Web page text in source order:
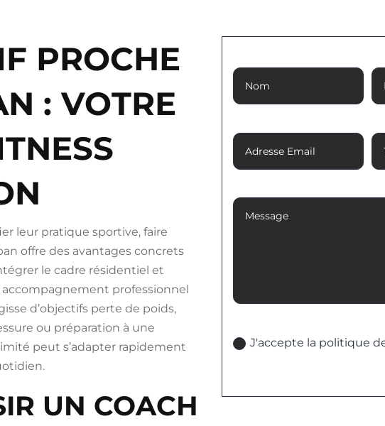
PROCHE
: VOTRE
leur pratique sportive, faire
offre des avantages concrets
le cadre résidentiel et
professionnel
d’objectifs perte de poids,
ou préparation à une
peut s’adapter rapidement
UN COACH
J'accepte la politique